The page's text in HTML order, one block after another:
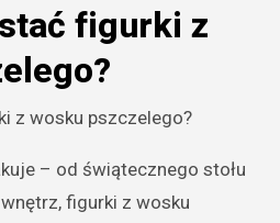
figurki z
– od świątecznego stołu
figurki z wosku